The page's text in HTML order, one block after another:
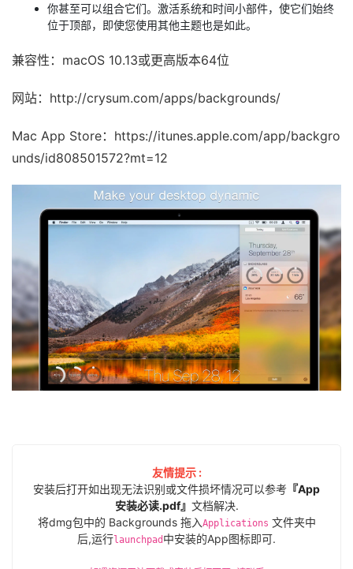
你甚至可以组合它们。激活系统和时间小部件，使它们始终
位于顶部，即使您使用其他主题也是如此。
兼容性：macOS 10.13或更高版本64位
网站：http://crysum.com/apps/backgrounds/
Mac App Store：https://itunes.apple.com/app/backgro
unds/id808501572?mt=12
友情提示 :
安装后打开如出现无法识别或文件损坏情况可以参考 『App
安装必读.pdf』 文档解决.
将dmg包中的 Backgrounds 拖入Applications 文件夹中
后,运行launchpad 中安装的App图标即可.